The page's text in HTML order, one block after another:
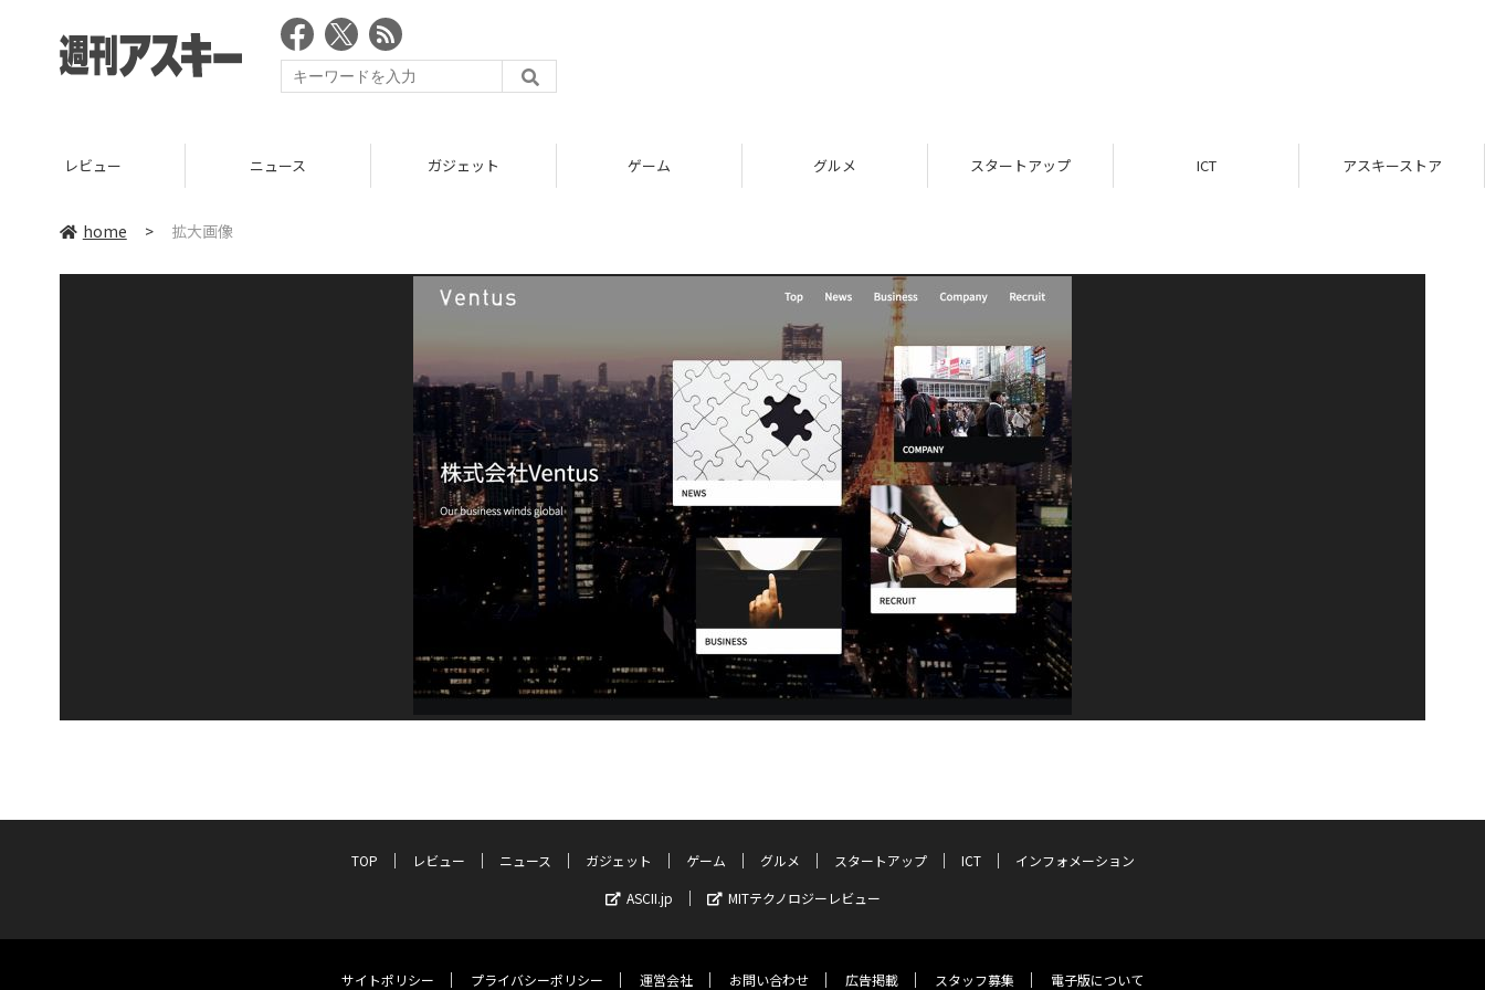
レビュー ニュース ガジェット ゲーム グルメ スタートアップ ICT アスキーストア
home > 拡大画像
TOP レビュー ニュース ガジェット ゲーム グルメ スタートアップ ICT
インフォメーション
ASCII.jp
MITテクノロジーレビュー
サイトポリシー プライバシーポリシー 運営会社 お問い合わせ 広告掲載 スタッフ募集 電子版について